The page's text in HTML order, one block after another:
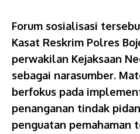
Forum sosialisasi
Kasat Reskrim Polres
perwakilan Kejaksaan
sebagai narasumber.
berfokus pada
penanganan tindak
penguatan pemahaman